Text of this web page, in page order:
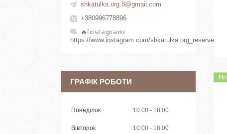
shkatulka.org.8@gmail.com
+380996778896
🔥𝕀𝕟𝕤𝕥𝕒𝕘𝕣𝕒𝕞
https://www.instagram.com/shkatulka.org_reserve
ГРАФІК РОБОТИ
Понеділок 10:00 18:00
Вівторок 10:00 18:00